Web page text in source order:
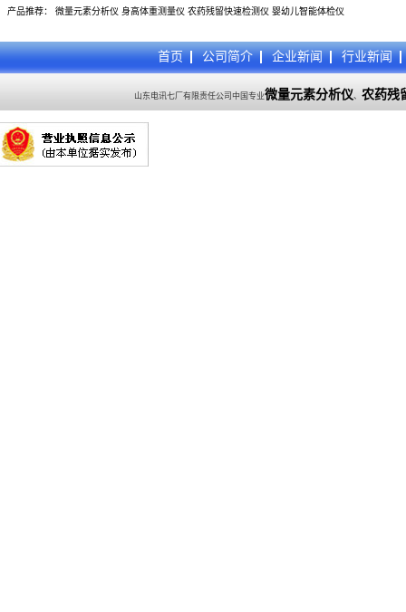
产品推荐： 微量元素分析仪 身高体重测量仪 农药残留快速检测仪 婴幼儿智能体检仪
首页 公司简介 企业新闻 行业新闻
山东电讯七厂有限责任公司中国专业微量元素分析仪、 农药残